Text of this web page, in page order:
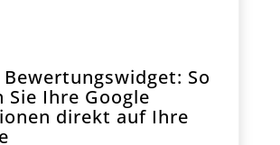
Bewertungswidget: So
Sie Ihre Google
direkt auf Ihre